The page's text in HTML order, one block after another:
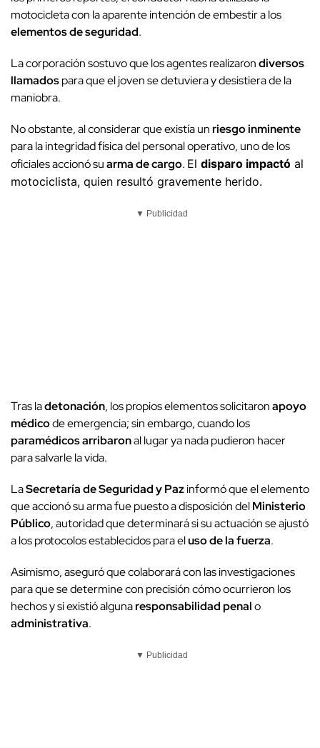
motocicleta con la aparente intención de embestir a los
elementos de seguridad.
La corporación sostuvo que los agentes realizarondiversos
llamadospara que el joven se detuviera y desistiera de la
maniobra.
No obstante, al considerar que existía unriesgo inminente
para la integridad física del personal operativo, uno de los
oficiales accionó suarma de cargo. El disparo impactó al
motociclista, quien resultó gravemente herido.
▼ Publicidad
Tras ladetonación, los propios elementos solicitaronapoyo
médicode emergencia; sin embargo, cuando los
paramédicos arribaronal lugar ya nada pudieron hacer
para salvarle la vida.
LaSecretaría de Seguridad y Pazinformó que el elemento
que accionó su arma fue puesto a disposición delMinisterio
Público, autoridad que determinará si su actuación se ajustó
a los protocolos establecidos para eluso de la fuerza.
Asimismo, aseguró que colaborará con las investigaciones
para que se determine con precisión cómo ocurrieron los
hechos y si existió algunaresponsabilidad penalo
administrativa.
▼ Publicidad